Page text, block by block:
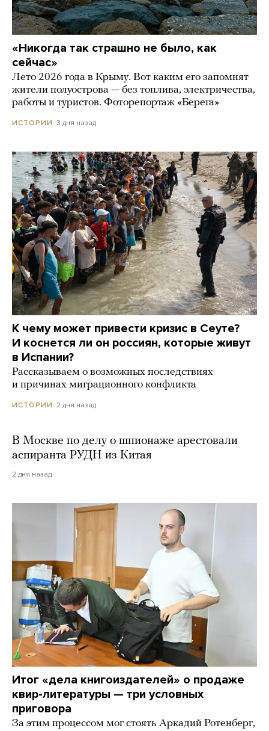
«Никогда так страшно не было, как
сейчас»
Лето 2026 года в Крыму. Вот каким его запомнят
жители полуострова — без топлива, электричества,
работы и туристов. Фоторепортаж «Берега»
ИСТОРИИ 3 дня назад
К чему может привести кризис в Сеуте?
И коснется ли он россиян, которые живут
в Испании?
Рассказываем о возможных последствиях
и причинах миграционного конфликта
ИСТОРИИ 2 дня назад
В Москве по делу о шпионаже арестовали
аспиранта РУДН из Китая
2 дня назад
Итог «дела книгоиздателей» о продаже
квир-литературы — три условных
приговора
За этим процессом мог стоять Аркадий Ротенберг,